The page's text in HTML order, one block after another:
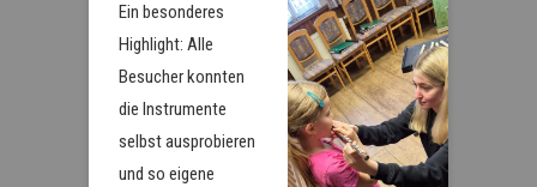
Ein besonderes
Highlight: Alle
Besucher konnten
die Instrumente
selbst ausprobieren
und so eigene